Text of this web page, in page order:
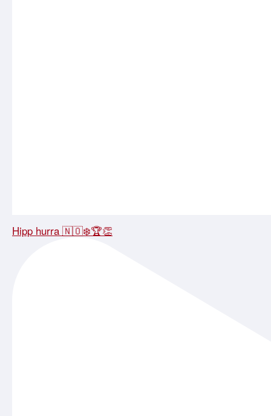
Hipp hurra 🇳🇴❄️🏆👏